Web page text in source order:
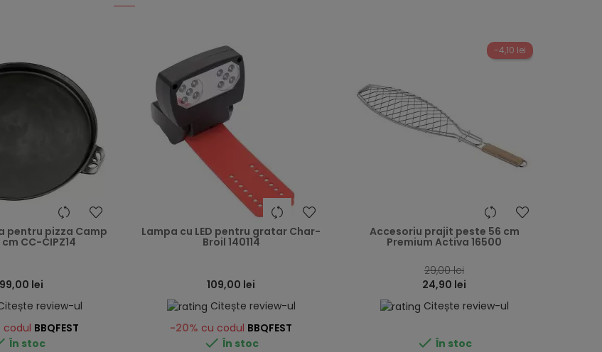
heart
pentru pizza Camp
CC-CIPZ14
lei
review-ul
codul BBQFEST
În stoc
heart
Lampa cu LED pentru gratar Char-
Broil 140114
109,00 lei
Citește review-ul
-20% cu codul BBQFEST
 În stoc
-4,10 lei
heart
Accesoriu prajit peste 56 cm
Premium Activa 16500
29,00 lei
24,90 lei
Citește review-ul
 În stoc